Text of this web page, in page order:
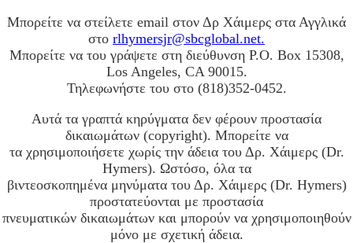
Μπορείτε να στείλετε email στον Δρ Χάιμερς στα Αγγλικά
στο rlhymersjr@sbcglobal.net.
Μπορείτε να του γράψετε στη διεύθυνση P.O. Box 15308,
Los Angeles, CA 90015.
Τηλεφωνήστε του στο (818)352-0452.
Αυτά τα γραπτά κηρύγματα δεν φέρουν προστασία
δικαιωμάτων (copyright). Μπορείτε να
τα χρησιμοποιήσετε χωρίς την άδεια του Δρ. Χάιμερς (Dr.
Hymers). Ωστόσο, όλα τα
βιντεοσκοπημένα μηνύματα του Δρ. Χάιμερς (Dr. Hymers)
προστατεύονται με προστασία
πνευματικών δικαιωμάτων και μπορούν να χρησιμοποιηθούν
μόνο με σχετική άδεια.